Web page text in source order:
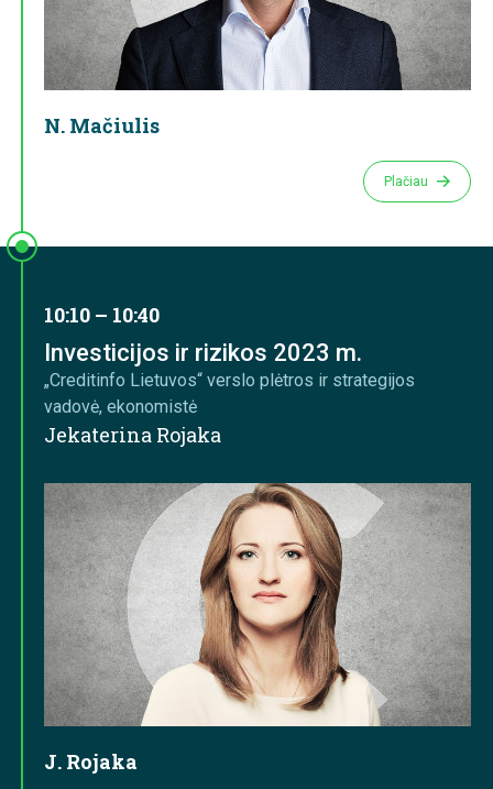
N. Mačiulis
Plačiau
10:10 – 10:40
Investicijos ir rizikos 2023 m.
„Creditinfo Lietuvos“ verslo plėtros ir strategijos
vadovė, ekonomistė
Jekaterina Rojaka
J. Rojaka